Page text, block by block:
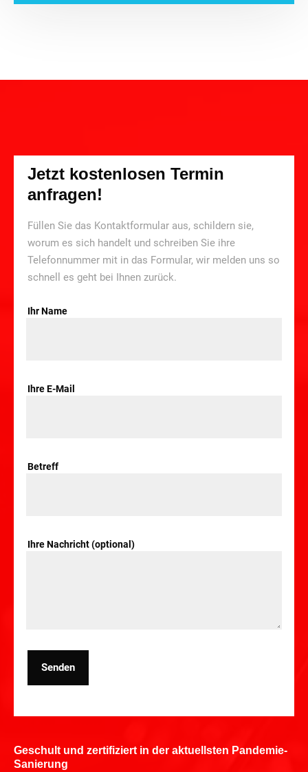
Jetzt kostenlosen Termin
anfragen!
Füllen Sie das Kontaktformular aus, schildern sie,
worum es sich handelt und schreiben Sie ihre
Telefonnummer mit in das Formular, wir melden uns so
schnell es geht bei Ihnen zurück.
Ihr Name
Ihre E-Mail
Betreff
Ihre Nachricht (optional)
Senden
Geschult und zertifiziert in der aktuellsten Pandemie-
Sanierung